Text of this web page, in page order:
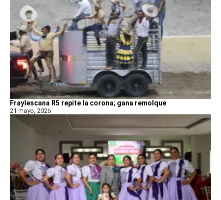
Fraylescana R5 repite la corona; gana remolque
21 mayo, 2026